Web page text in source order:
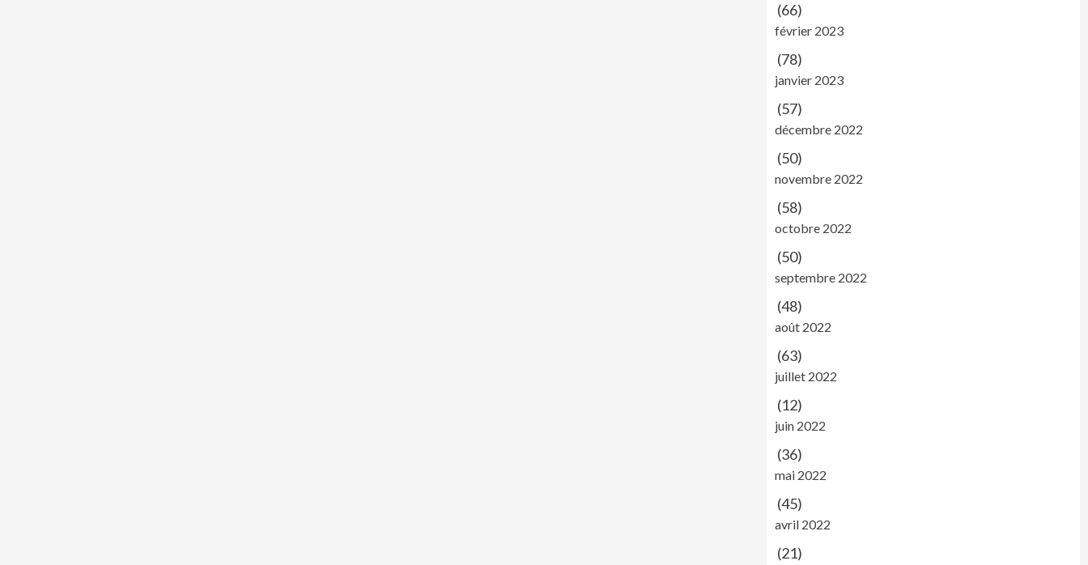
(66)
février 2023
(78)
janvier 2023
(57)
décembre 2022
(50)
novembre 2022
(58)
octobre 2022
(50)
septembre 2022
(48)
août 2022
(63)
juillet 2022
(12)
juin 2022
(36)
mai 2022
(45)
avril 2022
(21)